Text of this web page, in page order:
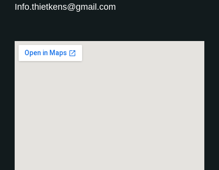
Info.thietkens@gmail.com